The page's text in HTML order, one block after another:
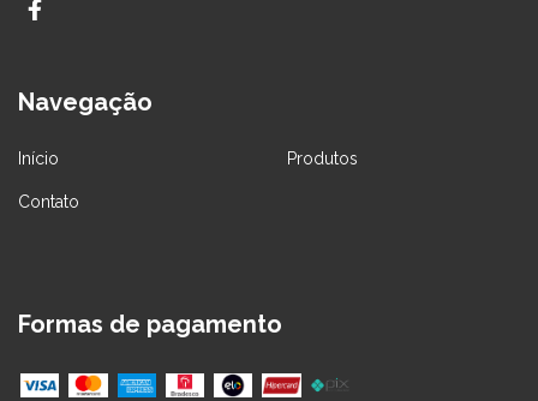
Navegação
Início Produtos
Contato
Formas de pagamento